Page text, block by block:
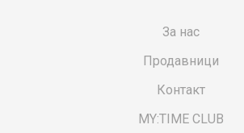
За нас
Продавници
Контакт
MY:TIME CLUB